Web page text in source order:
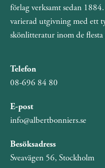
förlag verksamt sedan
varierad utgivning med ett
skönlitteratur inom de flesta
Telefon
08-696 84 80
E-post
info@albertbonniers.se
Besöksadress
Sveavägen 56, Stockholm